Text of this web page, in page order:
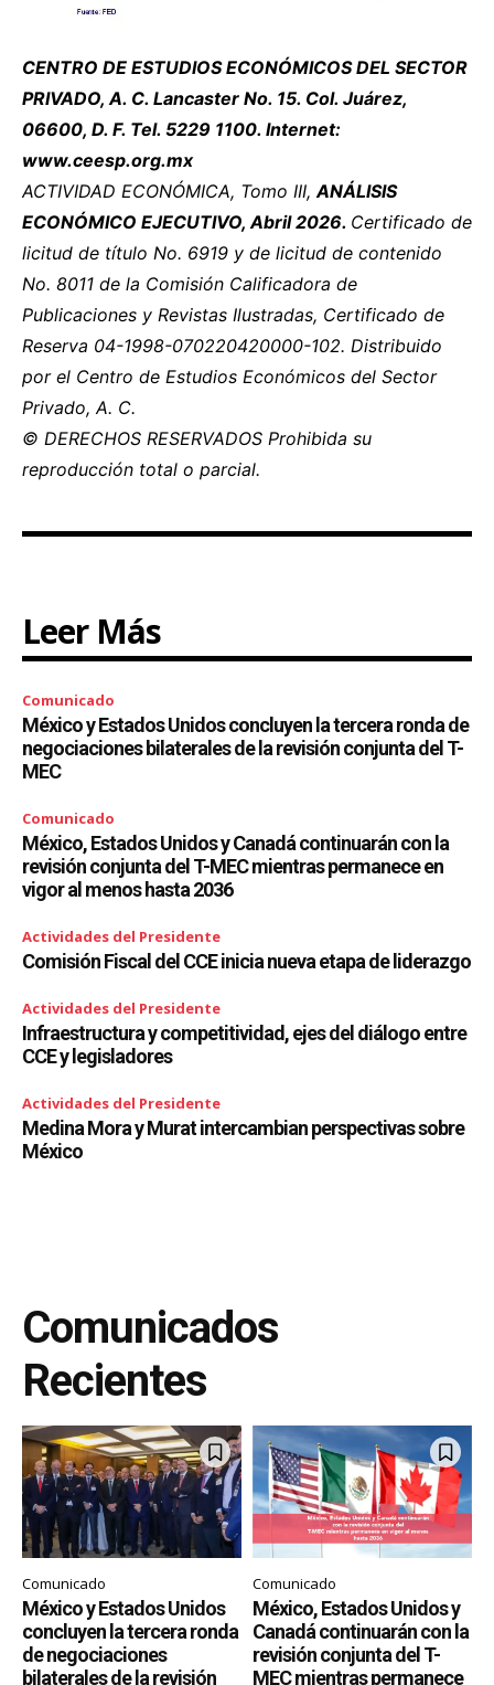
CENTRO DE ESTUDIOS ECONÓMICOS DEL SECTOR
PRIVADO, A. C. Lancaster No. 15. Col. Juárez,
06600, D. F. Tel. 5229 1100. Internet:
www.ceesp.org.mx
ACTIVIDAD ECONÓMICA, Tomo III,ANÁLISIS
ECONÓMICO EJECUTIVO, Abril 2026. Certificado de
licitud de título No. 6919 y de licitud de contenido
No. 8011 de la Comisión Calificadora de
Publicaciones y Revistas Ilustradas, Certificado de
Reserva 04-1998-070220420000-102. Distribuido
por el Centro de Estudios Económicos del Sector
Privado, A. C.
© DERECHOS RESERVADOS Prohibida su
reproducción total o parcial.
Leer Más
Comunicado
México y Estados Unidos concluyen la tercera ronda de
negociaciones bilaterales de la revisión conjunta del T-
MEC
Comunicado
México, Estados Unidos y Canadá continuarán con la
revisión conjunta del T-MEC mientras permanece en
vigor al menos hasta 2036
Actividades del Presidente
Comisión Fiscal del CCE inicia nueva etapa de liderazgo
Actividades del Presidente
Infraestructura y competitividad, ejes del diálogo entre
CCE y legisladores
Actividades del Presidente
Medina Mora y Murat intercambian perspectivas sobre
México
Comunicados
Recientes
Comunicado
México y Estados Unidos
concluyen la tercera ronda
de negociaciones
bilaterales de la revisión
Comunicado
México, Estados Unidos y
Canadá continuarán con la
revisión conjunta del T-
MEC mientras permanece